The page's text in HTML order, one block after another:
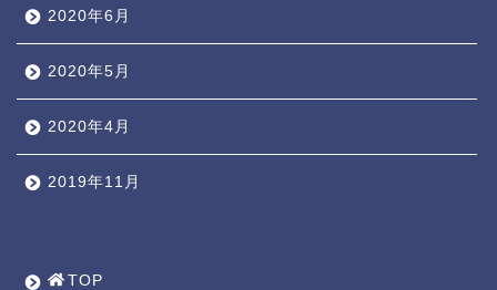
2020年6月
2020年5月
2020年4月
2019年11月
TOP